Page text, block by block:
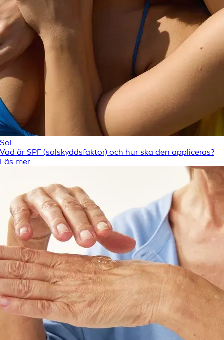
Sol
Vad är SPF (solskyddsfaktor) och hur ska den appliceras?
Läs mer